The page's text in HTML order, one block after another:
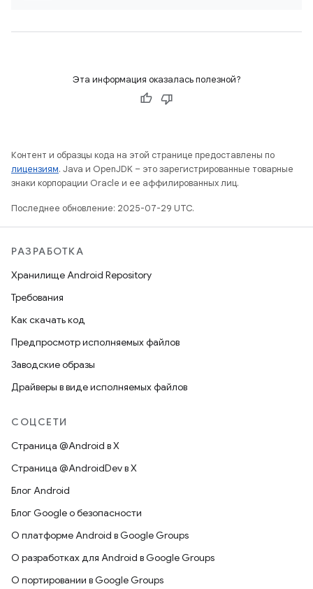
Эта информация оказалась полезной?
Контент и образцы кода на этой странице предоставлены по
лицензиям. Java и OpenJDK – это зарегистрированные товарные
знаки корпорации Oracle и ее аффилированных лиц.
Последнее обновление: 2025-07-29 UTC.
РАЗРАБОТКА
Хранилище Android Repository
Требования
Как скачать код
Предпросмотр исполняемых файлов
Заводские образы
Драйверы в виде исполняемых файлов
СОЦСЕТИ
Страница @Android в X
Страница @AndroidDev в X
Блог Android
Блог Google о безопасности
О платформе Android в Google Groups
О разработках для Android в Google Groups
О портировании в Google Groups